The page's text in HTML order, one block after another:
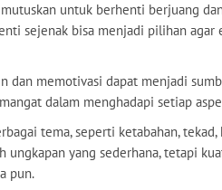
untuk berhenti berjuang
sejenak bisa menjadi pilihan
dan memotivasi dapat menjadi
dalam menghadapi setiap
tema, seperti ketabahan,
ungkapan yang sederhana, tetapi
pun.